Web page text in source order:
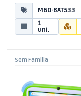
M60-BAT533
1
uni.
Sem Familia